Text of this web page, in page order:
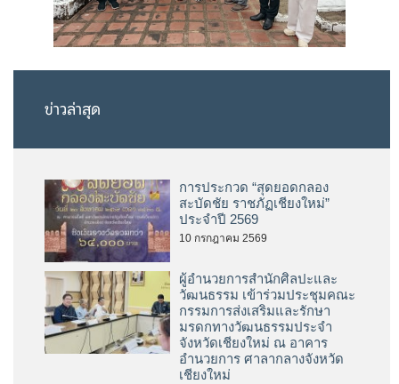
ข่าวล่าสุด
การประกวด “สุดยอดกลอง
สะบัดชัย ราชภัฏเชียงใหม่”
ประจำปี 2569
10 กรกฎาคม 2569
ผู้อำนวยการสำนักศิลปะและ
วัฒนธรรม เข้าร่วมประชุมคณะ
กรรมการส่งเสริมและรักษา
มรดกทางวัฒนธรรมประจำ
จังหวัดเชียงใหม่ ณ อาคาร
อำนวยการ ศาลากลางจังหวัด
เชียงใหม่